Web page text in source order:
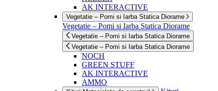
AK INTERACTIVE
Vegetatie – Pomi si Iarba Statica Diorame
Vegetatie – Pomi si Iarba Statica Diorame
Vegetatie – Pomi si Iarba Statica Diorame
Vegetatie – Pomi si Iarba Statica Diorame
NOCH
GREEN STUFF
AK INTERACTIVE
AMMO